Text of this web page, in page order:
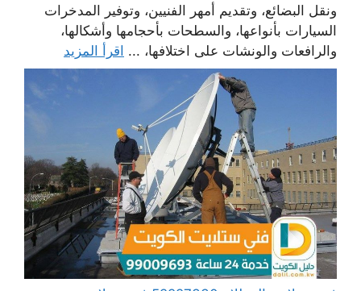
ونقل البضائع، وتقديم أمهر الفنيين، وتوفير المدخرات
السيارات بأنواعها، والسطحات بأحجامها وأشكالها،
والرافعات والونشات على اختلافها، ... اقرأ المزيد